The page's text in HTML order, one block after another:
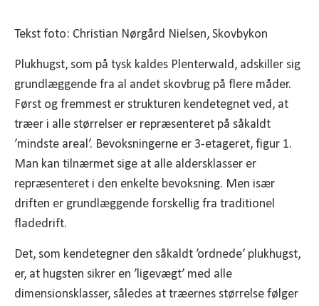
Tekst foto: Christian Nørgård Nielsen, Skovbykon
Plukhugst, som på tysk kaldes Plenterwald, adskiller sig
grundlæggende fra al andet skovbrug på flere måder.
Først og fremmest er strukturen kendetegnet ved, at
træer i alle størrelser er repræsenteret på såkaldt
’mindste areal’. Bevoksningerne er 3-etageret, figur 1.
Man kan tilnærmet sige at alle aldersklasser er
repræsenteret i den enkelte bevoksning. Men især
driften er grundlæggende forskellig fra traditionel
fladedrift.
Det, som kendetegner den såkaldt ’ordnede’ plukhugst,
er, at hugsten sikrer en ’ligevægt’ med alle
dimensionsklasser, således at træernes størrelse følger